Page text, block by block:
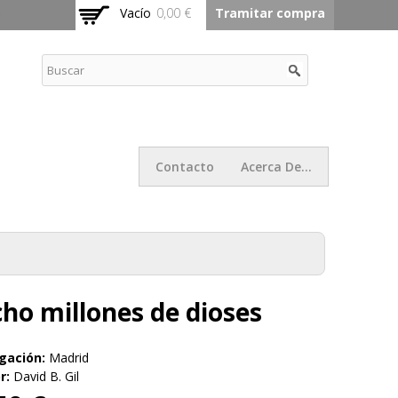
Vacío 0,00 € Tramitar compra
Contacto Acerca De...
millones de dioses
Madrid
David B. Gil